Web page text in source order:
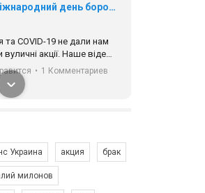
17 травня IDAHO. Міжнародний день боротьби з гомофобією трансфобією і біфобія.
та COVІD-19 не дали нам
акції. Наше відео-
коли ми у різних
ми разом. Ми
цінності рівності та
до нас. Регіональні
України.
• 1 Комментариев
Украина акция брак
милонов